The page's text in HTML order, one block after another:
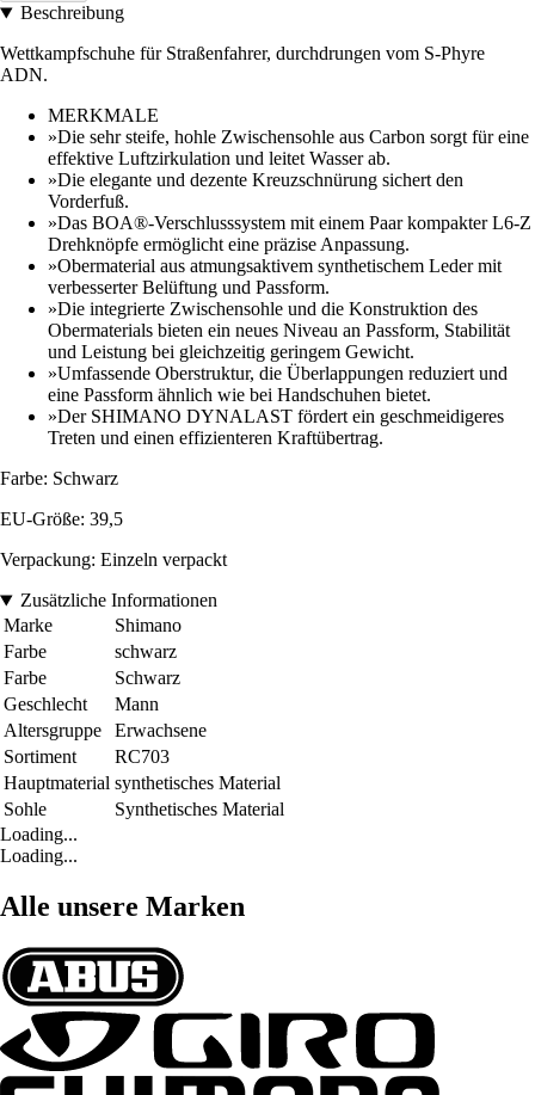
Beschreibung
Wettkampfschuhe für Straßenfahrer, durchdrungen vom S-Phyre
ADN.
MERKMALE
»Die sehr steife, hohle Zwischensohle aus Carbon sorgt für eine
effektive Luftzirkulation und leitet Wasser ab.
»Die elegante und dezente Kreuzschnürung sichert den
Vorderfuß.
»Das BOA®-Verschlusssystem mit einem Paar kompakter L6-Z
Drehknöpfe ermöglicht eine präzise Anpassung.
»Obermaterial aus atmungsaktivem synthetischem Leder mit
verbesserter Belüftung und Passform.
»Die integrierte Zwischensohle und die Konstruktion des
Obermaterials bieten ein neues Niveau an Passform, Stabilität
und Leistung bei gleichzeitig geringem Gewicht.
»Umfassende Oberstruktur, die Überlappungen reduziert und
eine Passform ähnlich wie bei Handschuhen bietet.
»Der SHIMANO DYNALAST fördert ein geschmeidigeres
Treten und einen effizienteren Kraftübertrag.
Farbe: Schwarz
EU-Größe: 39,5
Verpackung: Einzeln verpackt
Zusätzliche Informationen
Marke
Shimano
Farbe
schwarz
Farbe
Schwarz
Geschlecht
Mann
Altersgruppe
Erwachsene
Sortiment
RC703
Hauptmaterial synthetisches Material
Sohle
Synthetisches Material
Loading...
Loading...
Alle unsere Marken